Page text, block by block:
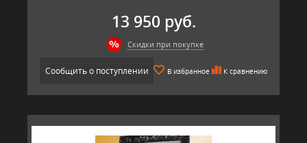
13 950 руб.
Скидки при покупке
Сообщить о поступлении В избранное К сравнению